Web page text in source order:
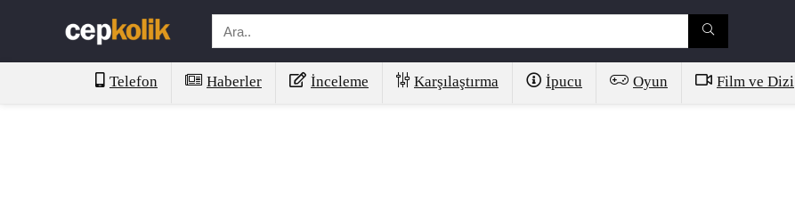
Telefon Haberler İnceleme Karşılaştırma İpucu Oyun Film ve Dizi